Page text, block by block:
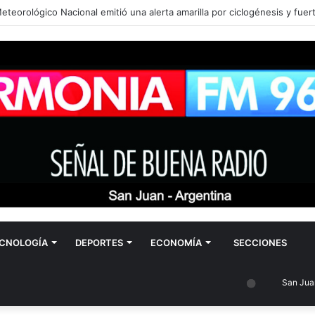
DEPORTES ECONOMÍA SECCIONES
San Juan